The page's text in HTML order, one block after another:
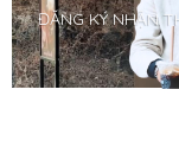
ĐĂNG KÝ NHẬN